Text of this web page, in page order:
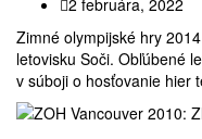
2 februára, 2022
Zimné olympijské hry
letovisku Soči. Obľúbené
v súboji o hosťovanie hier